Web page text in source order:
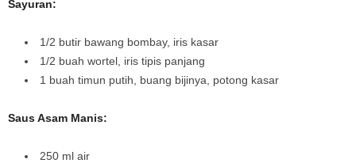
Sayuran:
1/2 butir bawang bombay, iris kasar
1/2 buah wortel, iris tipis panjang
1 buah timun putih, buang bijinya, potong kasar
Saus Asam Manis:
250 ml air